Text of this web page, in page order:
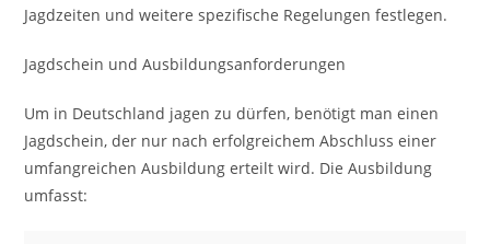
Jagdzeiten und weitere spezifische Regelungen festlegen.
Jagdschein und Ausbildungsanforderungen
Um in Deutschland jagen zu dürfen, benötigt man einen
Jagdschein, der nur nach erfolgreichem Abschluss einer
umfangreichen Ausbildung erteilt wird. Die Ausbildung
umfasst: